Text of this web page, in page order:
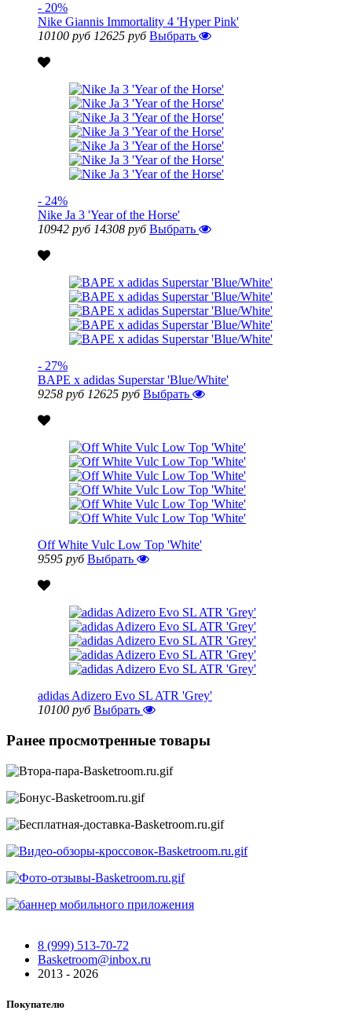
- 20%
Nike Giannis Immortality 4 'Hyper Pink'
10100 руб 12625 руб Выбрать
- 24%
Nike Ja 3 'Year of the Horse'
10942 руб 14308 руб Выбрать
- 27%
BAPE x adidas Superstar 'Blue/White'
9258 руб 12625 руб Выбрать
Off White Vulc Low Top 'White'
9595 руб Выбрать
adidas Adizero Evo SL ATR 'Grey'
10100 руб Выбрать
Ранее просмотренные товары
8 (999) 513-70-72
Basketroom@inbox.ru
2013 - 2026
Покупателю